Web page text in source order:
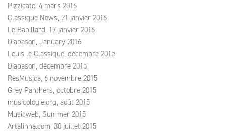
Pizzicato, 4 mars 2016
Classique News, 21 janvier 2016
Le Babillard, 17 janvier 2016
Diapason, January 2016
Louis le Classique, décembre 2015
Diapason, décembre 2015
ResMusica, 6 novembre 2015
Grey Panthers, octobre 2015
musicologie.org, août 2015
Musicweb, Summer 2015
Artalinna.com, 30 juillet 2015